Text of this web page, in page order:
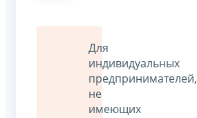
Для
индивидуальных
предпринимателей,
не
имеющих